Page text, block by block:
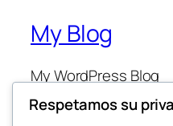
My Blog
My WordPress Blog
Respetamos su